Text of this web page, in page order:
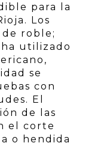
para la
Los
roble;
utilizado
se
con
El
de las
el corte
o hendida